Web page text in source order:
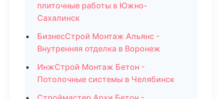
плиточные работы в Южно-
Сахалинск
БизнесСтрой Монтаж Альянс -
Внутренняя отделка в Воронеж
ИнжСтрой Монтаж Бетон -
Потолочные системы в Челябинск